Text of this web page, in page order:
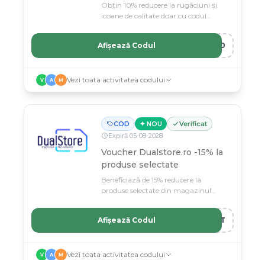
Obțin 10% reducere la rugăciuni și
icoane de calitate doar cu codul
E10
Afișează Codul
V A M Vezi toata activitatea codului
COD ✦ NOU
Verificat
Expiră 05-08-2028
Voucher Dualstore.ro -15% la
produse selectate
Beneficiază de 15% reducere la
produse selectate din magazinul
NAT
Afișează Codul
V A M Vezi toata activitatea codului